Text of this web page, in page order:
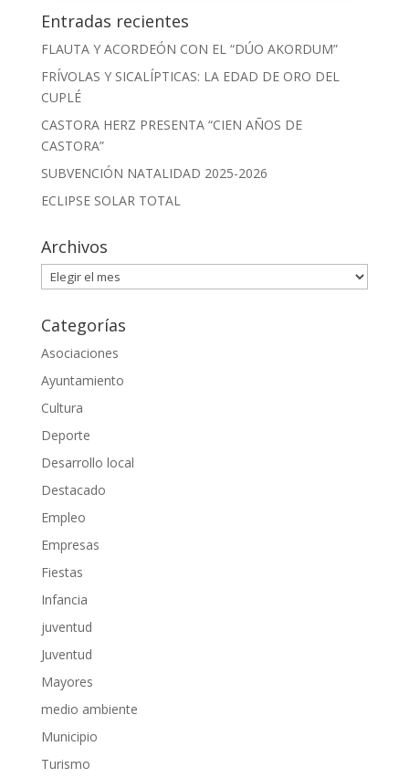
Entradas recientes
FLAUTA Y ACORDEÓN CON EL “DÚO AKORDUM”
FRÍVOLAS Y SICALÍPTICAS: LA EDAD DE ORO DEL
CUPLÉ
CASTORA HERZ PRESENTA “CIEN AÑOS DE
CASTORA”
SUBVENCIÓN NATALIDAD 2025-2026
ECLIPSE SOLAR TOTAL
Archivos
Archivos
Categorías
Asociaciones
Ayuntamiento
Cultura
Deporte
Desarrollo local
Destacado
Empleo
Empresas
Fiestas
Infancia
juventud
Juventud
Mayores
medio ambiente
Municipio
Turismo